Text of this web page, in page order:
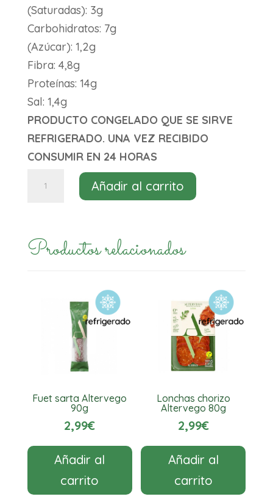
(Saturadas): 3g
Carbohidratos: 7g
(Azúcar): 1,2g
Fibra: 4,8g
Proteínas: 14g
Sal: 1,4g
PRODUCTO CONGELADO QUE SE SIRVE
REFRIGERADO. UNA VEZ RECIBIDO
CONSUMIR EN 24 HORAS
Leaf
Añadir al carrito
Productos relacionados
Fuet sarta Altervego
90g
2,99€
Añadir al
carrito
Lonchas chorizo
Altervego 80g
2,99€
Añadir al
carrito